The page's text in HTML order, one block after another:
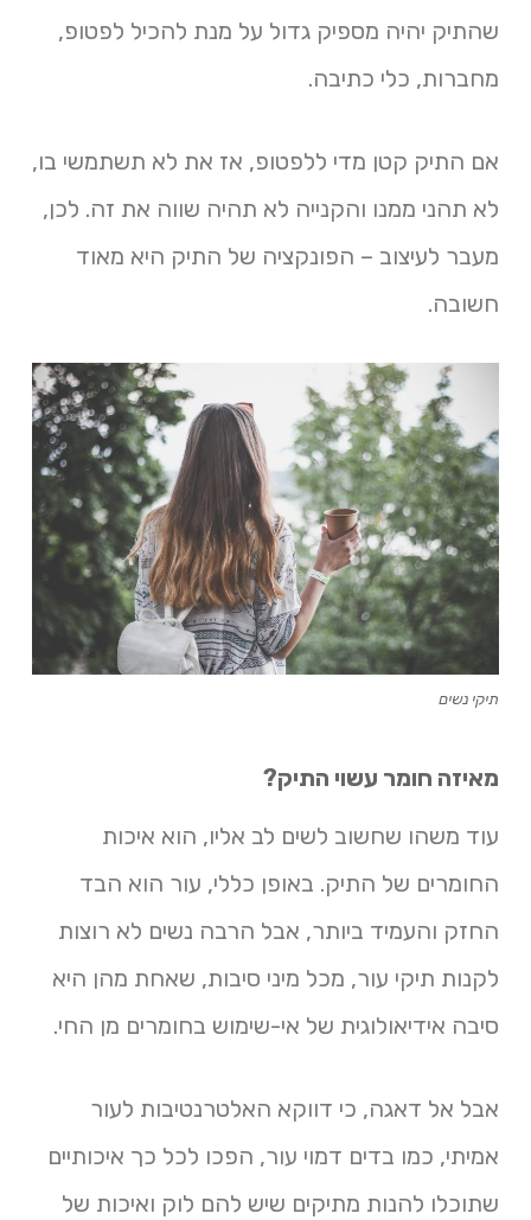
שהתיק יהיה מספיק גדול על מנת להכיל לפטופ,
מחברות, כלי כתיבה.
אם התיק קטן מדי ללפטופ, אז את לא תשתמשי בו,
לא תהני ממנו והקנייה לא תהיה שווה את זה. לכן,
מעבר לעיצוב – הפונקציה של התיק היא מאוד
חשובה.
תיקי נשים
מאיזה חומר עשוי התיק?
עוד משהו שחשוב לשים לב אליו, הוא איכות
החומרים של התיק. באופן כללי, עור הוא הבד
החזק והעמיד ביותר, אבל הרבה נשים לא רוצות
לקנות תיקי עור, מכל מיני סיבות, שאחת מהן היא
סיבה אידיאולוגית של אי-שימוש בחומרים מן החי.
אבל אל דאגה, כי דווקא האלטרנטיבות לעור
אמיתי, כמו בדים דמוי עור, הפכו לכל כך איכותיים
שתוכלו להנות מתיקים שיש להם לוק ואיכות של